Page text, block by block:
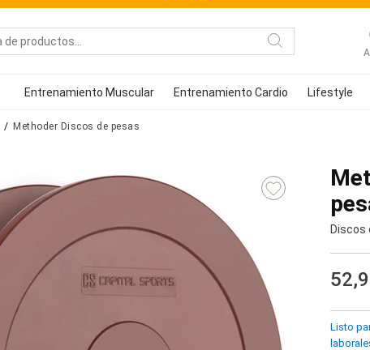
Entrenamiento Muscular Entrenamiento Cardio Lifestyle
Methoder Discos de pesas
Discos
Listo